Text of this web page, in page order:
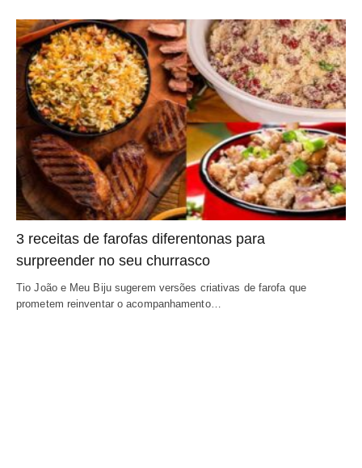
3 receitas de farofas diferentonas para
surpreender no seu churrasco
Tio João e Meu Biju sugerem versões criativas de farofa que
prometem reinventar o acompanhamento…